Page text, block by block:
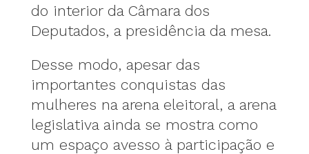
do interior da Câmara dos
Deputados, a presidência da mesa.
Desse modo, apesar das
importantes conquistas das
mulheres na arena eleitoral, a arena
legislativa ainda se mostra como
um espaço avesso à participação e